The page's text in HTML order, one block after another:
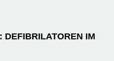
DEFIBRILATOREN IM